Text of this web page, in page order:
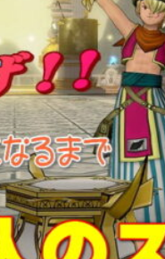
】メタリオンシ
ゃけどうよ！？
性能比較評価！
ぞ【DQ10】